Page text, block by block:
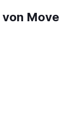
Move